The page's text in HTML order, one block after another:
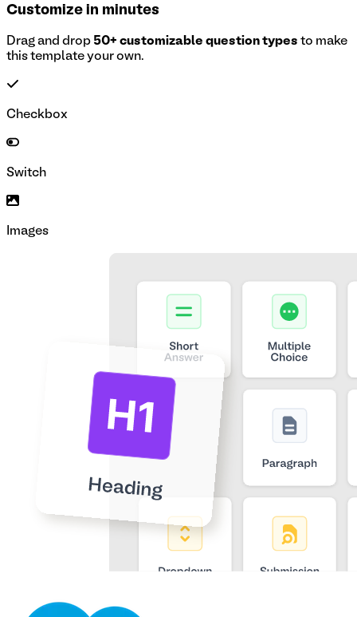
Customize in minutes
Drag and drop 50+ customizable question types to make
this template your own.
Checkbox
Switch
Images